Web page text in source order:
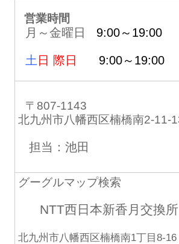
営業時間
月～金曜日 9:00～19:00
土 日 際日 9:00～19:00
〒807-1143
北九州市八幡西区楠橋南2-11-
担当：池田
グーグルマップ検索
NTT西日本新香月交換
北九州市八幡西区楠橋南1丁目8-16